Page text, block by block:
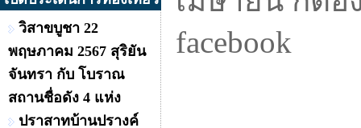
วิสาขบูชา 22
พฤษภาคม 2567 สุริยัน
จันทรา กับ โบราณ
สถานชื่อดัง 4 แห่ง
ปราสาทบ้านปรางค์
facebook